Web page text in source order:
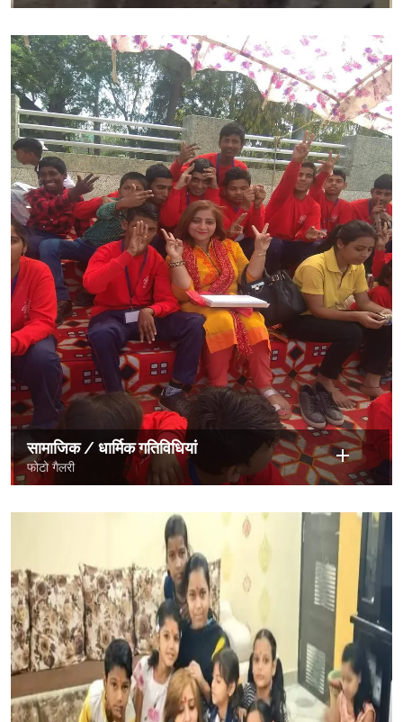
सामाजिक / धार्मिक गतिविधियां
फोटो गैलरी